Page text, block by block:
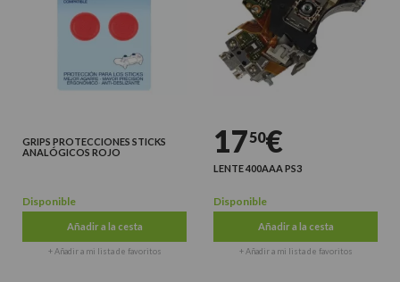
GRIPS PROTECCIONES STICKS
ANALÓGICOS ROJO
Disponible
Añadir a la cesta
+ Añadir a mi lista de favoritos
1750€
LENTE 400AAA PS3
Disponible
Añadir a la cesta
+ Añadir a mi lista de favoritos